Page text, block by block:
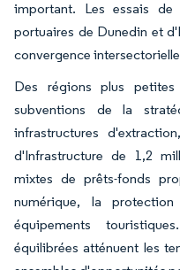
important. Les essais
portuaires de Dunedin et
convergence
Des régions plus
subventions de la
infrastructures
d'Infrastructure de 1,2
mixtes de prêts-fonds
numérique, la
équipements
équilibrées atténuent les